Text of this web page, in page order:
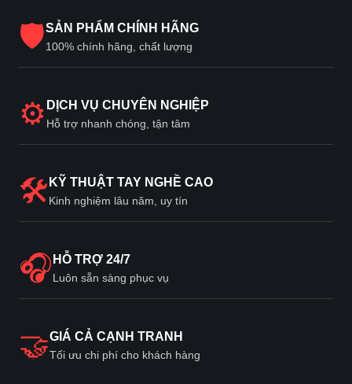
🛡SẢN PHẨM CHÍNH HÃNG
100% chính hãng, chất lượng
⚙ DỊCH VỤ CHUYÊN NGHIỆP
Hỗ trợ nhanh chóng, tận tâm
🛠 KỸ THUẬT TAY NGHỀ CAO
Kinh nghiệm lâu năm, uy tín
🎧 HỖ TRỢ 24/7
Luôn sẵn sàng phục vụ
🤝GIÁ CẢ CẠNH TRANH
Tối ưu chi phí cho khách hàng